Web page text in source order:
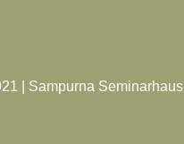
| Sampurna Seminarhaus